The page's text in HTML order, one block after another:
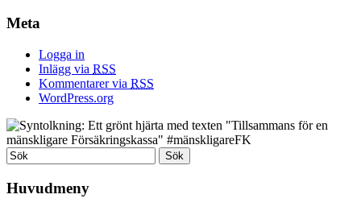
Meta
Logga in
Inlägg via RSS
Kommentarer via RSS
WordPress.org
Huvudmeny